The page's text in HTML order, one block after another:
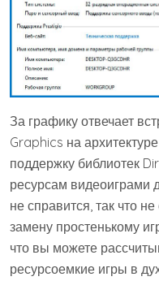
За графику отвечает
Graphics на
поддержку библиотек
ресурсам видеоиграми
не справится, так что
замену простенькому
что вы можете
ресурсоемкие игры в